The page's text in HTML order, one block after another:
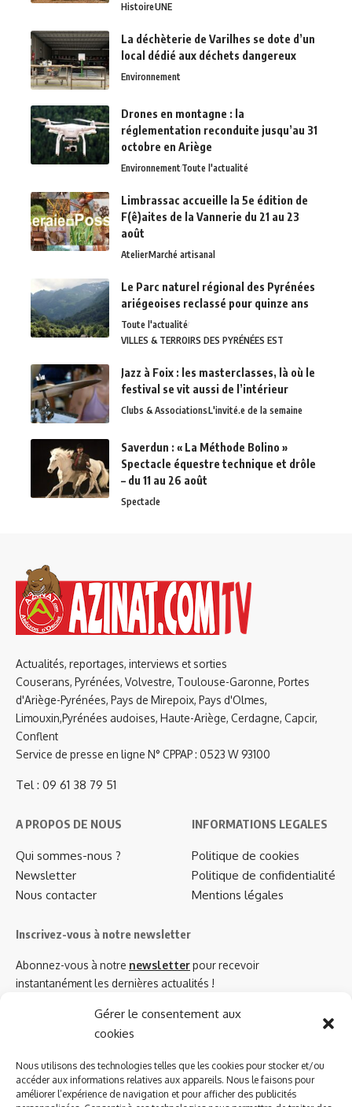
Gérer le consentement aux
cookies
Nous utilisons des technologies telles que les cookies pour stocker et/ou
accéder aux informations relatives aux appareils. Nous le faisons pour
améliorer l’expérience de navigation et pour afficher des publicités
HistoireUNE
La déchèterie de Varilhes se dote d’un
local dédié aux déchets dangereux
Environnement
Drones en montagne : la
réglementation reconduite jusqu’au 31
octobre en Ariège
EnvironnementToute l'actualité
Limbrassac accueille la 5e édition de
F(ê)aites de la Vannerie du 21 au 23
août
AtelierMarché artisanal
Le Parc naturel régional des Pyrénées
ariégeoises reclassé pour quinze ans
Toute l'actualité
VILLES & TERROIRS DES PYRÉNÉES EST
Jazz à Foix : les masterclasses, là où le
festival se vit aussi de l’intérieur
Clubs & AssociationsL'invité.e de la semaine
Saverdun : « La Méthode Bolino »
Spectacle équestre technique et drôle
– du 11 au 26 août
Spectacle
Actualités, reportages, interviews et sorties
Couserans, Pyrénées, Volvestre, Toulouse-Garonne, Portes
d'Ariège-Pyrénées, Pays de Mirepoix, Pays d'Olmes,
Limouxin,Pyrénées audoises, Haute-Ariège, Cerdagne, Capcir,
Conflent
Service de presse en ligne N° CPPAP : 0523 W 93100
Tel : 09 61 38 79 51
A PROPOS DE NOUS
Qui sommes-nous ?
Newsletter
Nous contacter
INFORMATIONS LEGALES
Politique de cookies
Politique de confidentialité
Mentions légales
Inscrivez-vous à notre newsletter
Abonnez-vous à notre newsletterpour recevoir
instantanément les dernières actualités !
Azinat.com TV soutient